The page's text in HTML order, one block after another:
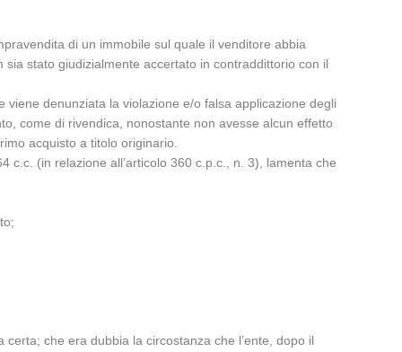
di un immobile sul quale il venditore abbia
sia stato giudizialmente accertato in contraddittorio con il
viene denunziata la violazione e/o falsa applicazione degli
come di rivendica, nonostante non avesse alcun effetto
acquisto a titolo originario.
c.c. (in relazione all’articolo 360 c.p.c., n. 3), lamenta che
che era dubbia la circostanza che l’ente, dopo il